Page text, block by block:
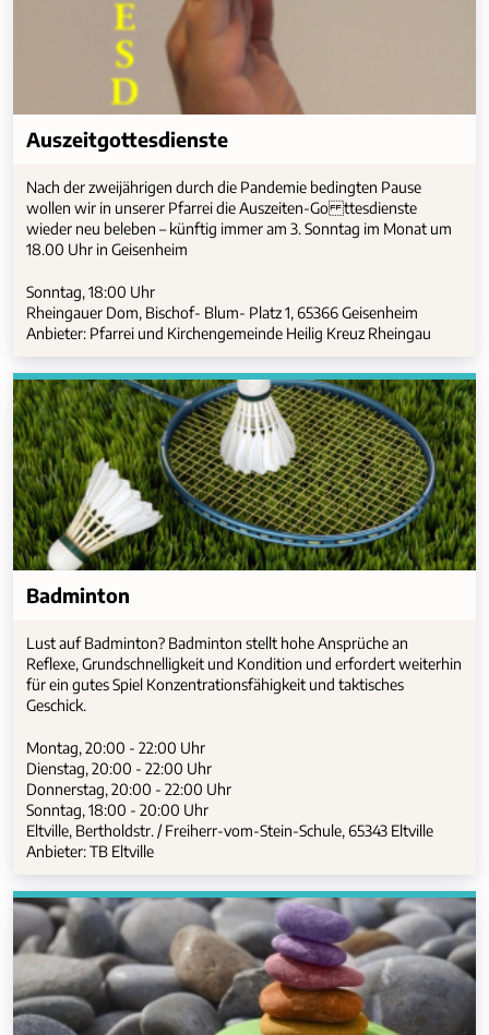
Auszeitgottesdienste
Nach der zweijährigen durch die Pandemie bedingten Pause
wollen wir in unserer Pfarrei die Auszeiten-Go ttesdienste
wieder neu beleben – künftig immer am 3. Sonntag im Monat um
18.00 Uhr in Geisenheim
Sonntag, 18:00 Uhr
Rheingauer Dom, Bischof- Blum- Platz 1, 65366 Geisenheim
Anbieter: Pfarrei und Kirchengemeinde Heilig Kreuz Rheingau
Badminton
Lust auf Badminton? Badminton stellt hohe Ansprüche an
Reflexe, Grundschnelligkeit und Kondition und erfordert weiterhin
für ein gutes Spiel Konzentrationsfähigkeit und taktisches
Geschick.
Montag, 20:00 - 22:00 Uhr
Dienstag, 20:00 - 22:00 Uhr
Donnerstag, 20:00 - 22:00 Uhr
Sonntag, 18:00 - 20:00 Uhr
Eltville, Bertholdstr. / Freiherr-vom-Stein-Schule, 65343 Eltville
Anbieter: TB Eltville